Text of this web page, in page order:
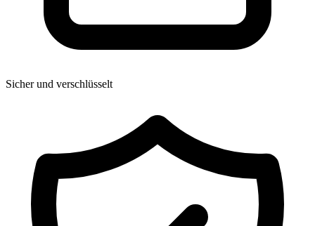
Sicher und verschlüsselt